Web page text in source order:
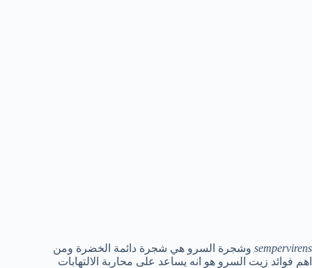
sempervirens وشجرة السرو هي شجرة دائمة الخضرة ومن
اهم فوائد زيت السرو هو انه يساعد على محاربة الالتهابات